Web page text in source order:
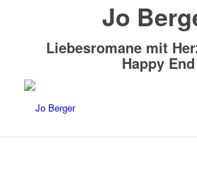
Jo
Liebesromane mit
Happy End